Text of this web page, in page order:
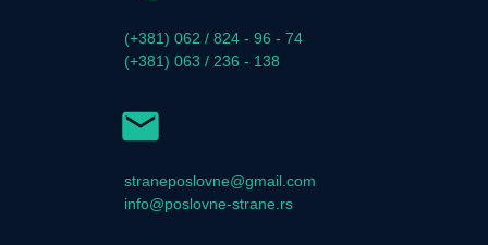
(+381) 062 / 824 - 96 - 74
(+381) 063 / 236 - 138
straneposlovne@gmail.com
info@poslovne-strane.rs